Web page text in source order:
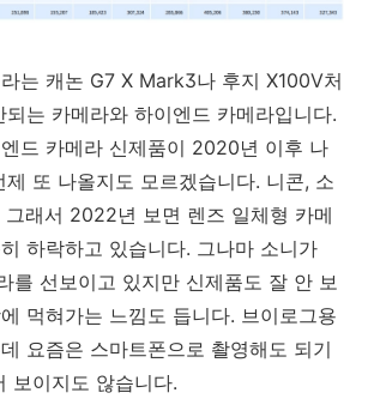
는 캐논 G7 X Mark3나 후지 X100V처
는 카메라와 하이엔드 카메라입니다.
드 카메라 신제품이 2020년 이후 나
또 나올지도 모르겠습니다. 니콘, 소
그래서 2022년 보면 렌즈 일체형 카메
하락하고 있습니다. 그나마 소니가
를 선보이고 있지만 신제품도 잘 안 보
먹혀가는 느낌도 듭니다. 브이로그용
요즘은 스마트폰으로 촬영해도 되기
보이지도 않습니다.